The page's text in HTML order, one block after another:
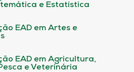
e Estatística
EAD em Artes e
EAD em Agricultura,
e Veterinária